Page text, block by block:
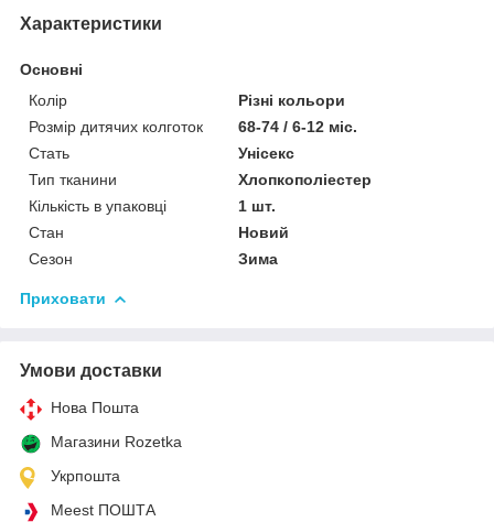
Характеристики
Основні
Колір
Різні кольори
Розмір дитячих колготок
68-74 / 6-12 міс.
Стать
Унісекс
Тип тканини
Хлопкополіестер
Кількість в упаковці
1 шт.
Стан
Новий
Сезон
Зима
Приховати
Умови доставки
Нова Пошта
Магазини Rozetka
Укрпошта
Meest ПОШТА